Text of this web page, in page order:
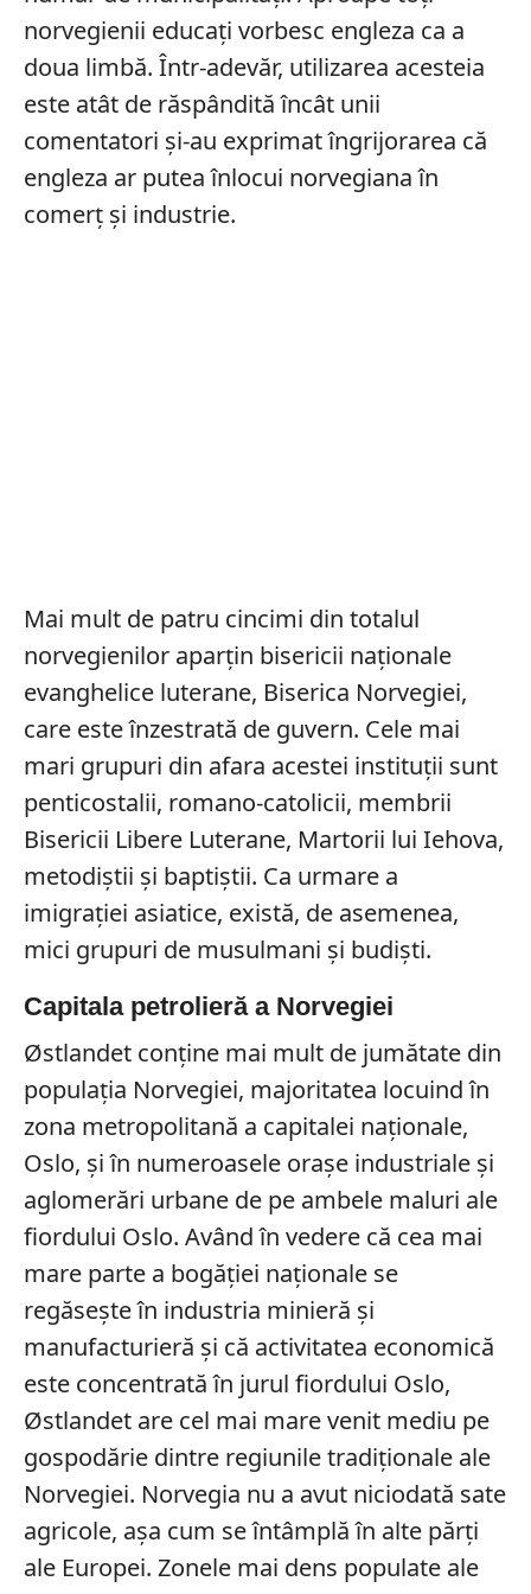
norvegienii educați vorbesc engleza ca a
doua limbă. Într-adevăr, utilizarea acesteia
este atât de răspândită încât unii
comentatori și-au exprimat îngrijorarea că
engleza ar putea înlocui norvegiana în
comerț și industrie.
Mai mult de patru cincimi din totalul
norvegienilor aparțin bisericii naționale
evanghelice luterane, Biserica Norvegiei,
care este înzestrată de guvern. Cele mai
mari grupuri din afara acestei instituții sunt
penticostalii, romano-catolicii, membrii
Bisericii Libere Luterane, Martorii lui Iehova,
metodiștii și baptiștii. Ca urmare a
imigrației asiatice, există, de asemenea,
mici grupuri de musulmani și budiști.
Capitala petrolieră a Norvegiei
Østlandet conține mai mult de jumătate din
populația Norvegiei, majoritatea locuind în
zona metropolitană a capitalei naționale,
Oslo, și în numeroasele orașe industriale și
aglomerări urbane de pe ambele maluri ale
fiordului Oslo. Având în vedere că cea mai
mare parte a bogăției naționale se
regăsește în industria minieră și
manufacturieră și că activitatea economică
este concentrată în jurul fiordului Oslo,
Østlandet are cel mai mare venit mediu pe
gospodărie dintre regiunile tradiționale ale
Norvegiei. Norvegia nu a avut niciodată sate
agricole, așa cum se întâmplă în alte părți
ale Europei. Zonele mai dens populate ale